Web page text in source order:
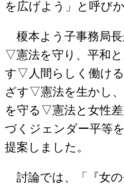
を広げよう」と呼び
榎本よう子事務局長
▽憲法を守り、平和
す▽人間らしく働け
ざす▽憲法を生かし
を守る▽憲法と女性
づくジェンダー平等
提案しました。
討論では、「『女の